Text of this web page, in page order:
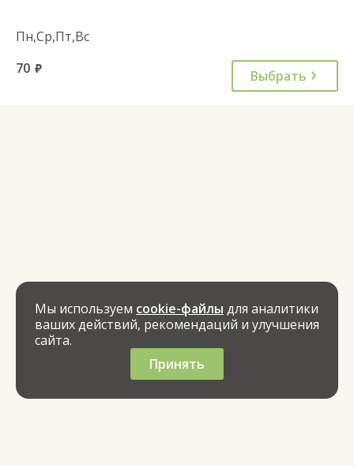
Пн,Ср,Пт,Вс
70 руб. Выбрать
Мы используем cookie-файлы для аналитики
ваших действий, рекомендаций и улучшения
сайта.
Принять